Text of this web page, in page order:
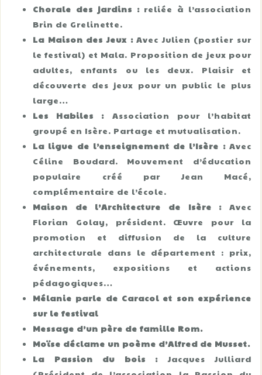
Chorale des jardins :reliée à l’association
Brin de Grelinette.
La Maison des Jeux :Avec Julien (postier sur
le festival) et Mala. Proposition de jeux pour
adultes, enfants ou les deux. Plaisir et
découverte des jeux pour un public le plus
large…
Les Habiles : Association pour l’habitat
groupé en Isère. Partage et mutualisation.
La ligue de l’enseignement de l’Isère :Avec
Céline Boudard. Mouvement d’éducation
populaire créé par Jean Macé,
complémentaire de l’école.
Maison de l’Architecture de Isère : Avec
Florian Golay, président. Œuvre pour la
promotion et diffusion de la culture
architecturale dans le département : prix,
événements, expositions et actions
pédagogiques…
Mélanie parle de Caracol et son expérience
sur le festival
Message d’un père de famille Rom.
Moïse déclame un poème d’Alfred de Musset.
La Passion du bois :Jacques Julliard